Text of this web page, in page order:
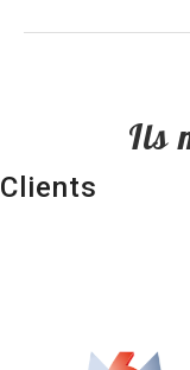
Ils
Clients